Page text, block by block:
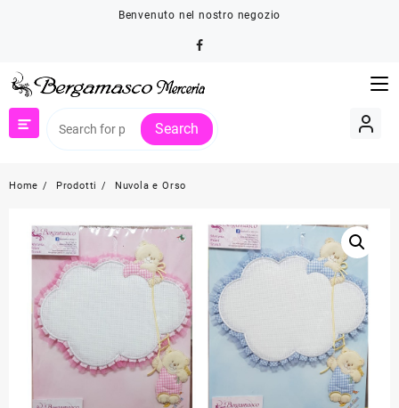
Benvenuto nel nostro negozio
Search
Home Prodotti Nuvola e Orso